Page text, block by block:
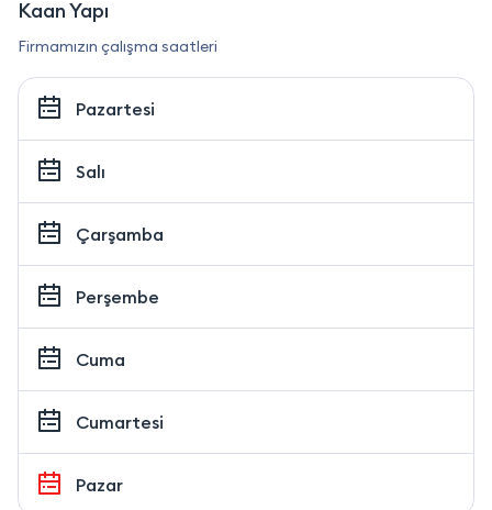
Kaan Yapı
Firmamızın çalışma saatleri
Pazartesi
Salı
Çarşamba
Perşembe
Cuma
Cumartesi
Pazar